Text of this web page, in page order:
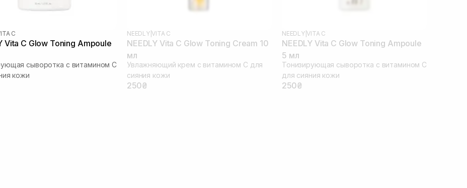
C
Vita C Glow Toning Ampoule
сыворотка с витамином С
кожи
NEEDLY|VITA C
NEEDLY Vita C Glow Toning Cream 10
мл
Увлажняющий крем с витамином С для
сияния кожи
250₴
NEEDLY|VITA C
NEEDLY Vita C Glow Toning Ampoule
5 мл
Тонизирующая сыворотка с витамином С
для сияния кожи
250₴